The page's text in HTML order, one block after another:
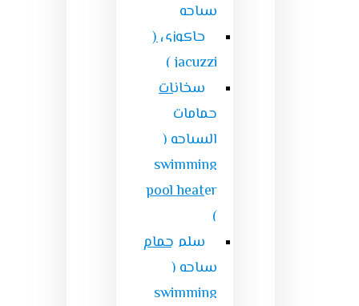
سباحه
جاكوزى (
jacuzzi )
سخانات
حمامات
السباحه (
swimming
pool heater
)
سلم حمام
سباحه (
swimming